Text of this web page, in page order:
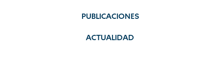
PUBLICACIONES
ACTUALIDAD